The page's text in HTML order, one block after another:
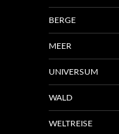
BERGE
MEER
UNIVERSUM
WALD
WELTREISE